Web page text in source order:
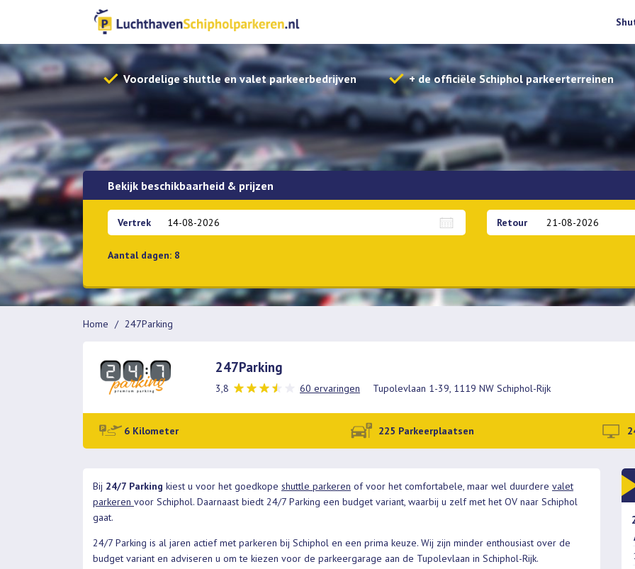
Voordelige shuttle en valet parkeerbedrijven + de officiële Schiphol parkeerterreinen
Bekijk beschikbaarheid & prijzen
Vertrek Retour
Aantal dagen: 8
Home 247Parking
247Parking
3,8 60 ervaringen Tupolevlaan 1-39, 1119 NW Schiphol-Rijk
6 Kilometer 225 Parkeerplaatsen
Bij 24/7 Parking kiest u voor het goedkope shuttle parkeren of voor het comfortabele, maar wel duurdere valet
parkeren voor Schiphol. Daarnaast biedt 24/7 Parking een budget variant, waarbij u zelf met het OV naar Schiphol
gaat.
24/7 Parking is al jaren actief met parkeren bij Schiphol en een prima keuze. Wij zijn minder enthousiast over de
budget variant en adviseren u om te kiezen voor de parkeergarage aan de Tupolevlaan in Schiphol-Rijk.